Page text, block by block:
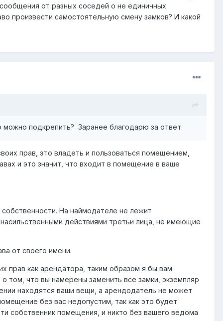
от разных соседей о не единичных
произвести самостоятельную смену замков? И какой
можно подкрепить? Заранее благодарю за ответ.
прав, это владеть и пользоваться помещением,
и это значит, что входит в помещение в ваше
На наймодателе не лежит
действиями третьи лица, не имеющие
от своего имени.
прав как арендатора, таким образом я бы вам
том, что вы намерены заменить все замки, экземпляр
находятся ваши вещи, а арендодатель не может
без вас недопустим, так как это будет
собственник помещения, и никто без вашего ведома